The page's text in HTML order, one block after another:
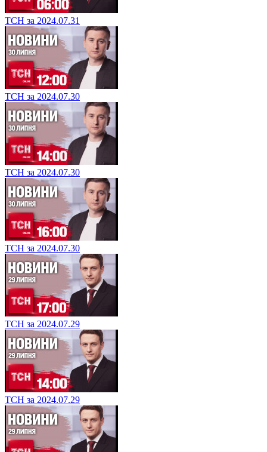
ТСН за 2024.07.31
ТСН за 2024.07.30
ТСН за 2024.07.30
ТСН за 2024.07.30
ТСН за 2024.07.29
ТСН за 2024.07.29